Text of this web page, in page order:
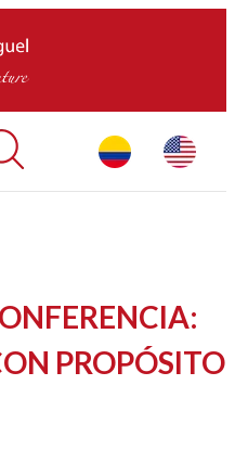
LTSMPROPÓSITO'